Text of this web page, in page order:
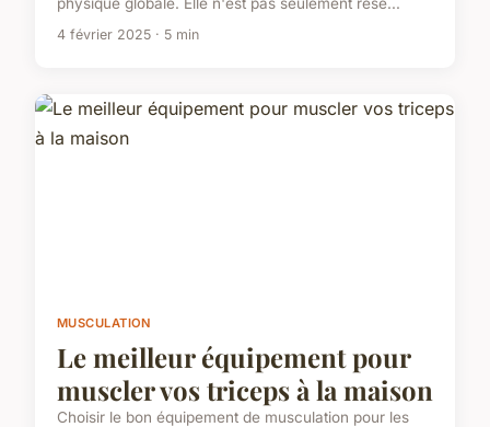
4 février 2025 · 5 min
MUSCULATION
Le meilleur équipement pour
muscler vos triceps à la maison
Choisir le bon équipement de musculation pour les